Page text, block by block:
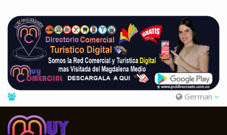
German